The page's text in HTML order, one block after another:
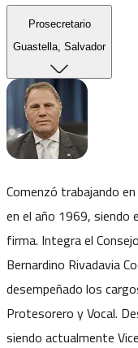
Prosecretario
Guastella, Salvador
Comenzó trabajando
en el año 1969, siendo
firma. Integra el
Bernardino Rivadavia
desempeñado los
Protesorero y Vocal.
siendo actualmente